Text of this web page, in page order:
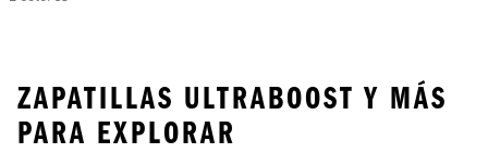
ZAPATILLAS ULTRABOOST Y MÁS
PARA EXPLORAR